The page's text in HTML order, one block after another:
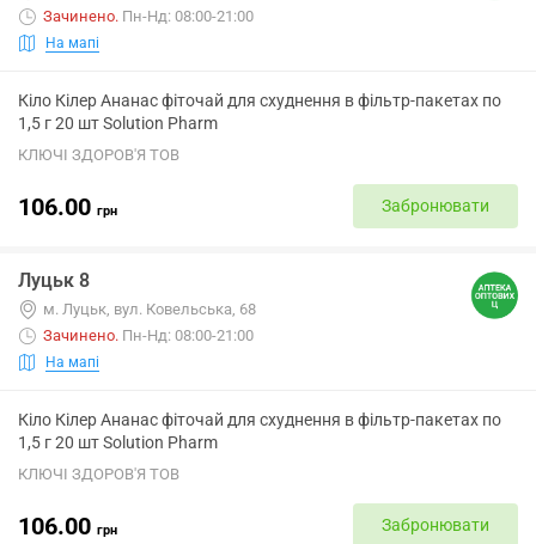
Зачинено. Пн-Нд: 08:00-21:00
На мапі
Кіло Кілер Ананас фіточай для схуднення в фільтр-пакетах по
1,5 г 20 шт Solution Pharm
КЛЮЧІ ЗДОРОВ'Я ТОВ
106.00 грн Забронювати
Луцьк 8
м. Луцьк, вул. Ковельська, 68
Зачинено. Пн-Нд: 08:00-21:00
На мапі
Кіло Кілер Ананас фіточай для схуднення в фільтр-пакетах по
1,5 г 20 шт Solution Pharm
КЛЮЧІ ЗДОРОВ'Я ТОВ
106.00 грн Забронювати